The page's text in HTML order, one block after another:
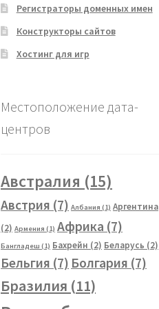
Регистраторы доменных имен
Конструкторы сайтов
Хостинг для игр
Местоположение дата-
центров
Австралия (15)
Австрия (7) Албания (1) Аргентина
(2) Армения (1) Африка (7)
Бангладеш (1) Бахрейн (2) Беларусь (2)
Бельгия (7) Болгария (7)
Бразилия (11)